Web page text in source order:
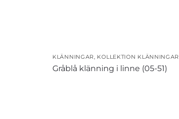
KLÄNNINGAR, KOLLEKTION KLÄNNINGAR
Gråblå klänning i linne (05-51)